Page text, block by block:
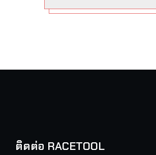
ติดต่อ RACETOOL